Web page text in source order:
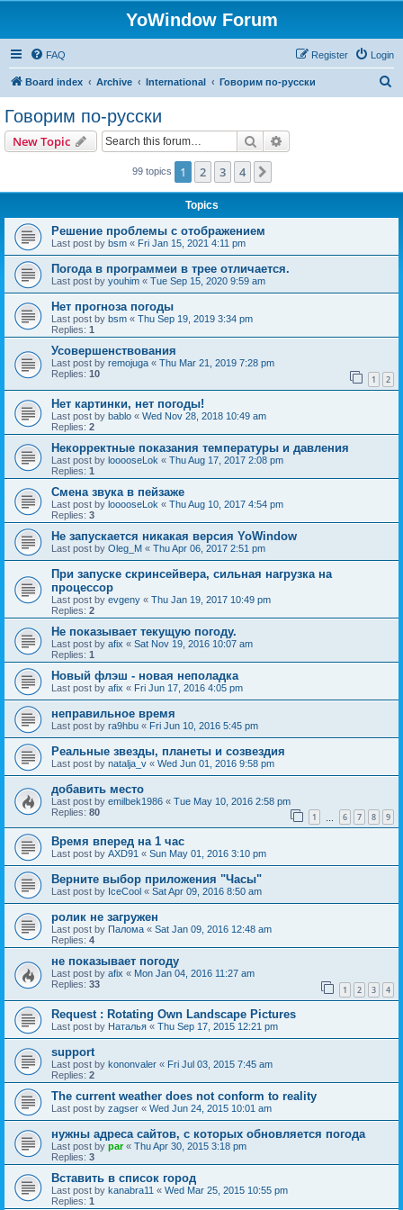
YoWindow Forum
FAQ Login
Register
Board index Archive International Говорим по-русски
Говорим по-русски
New Topic Search
99 topics 1 2 3 4
Topics
Решение проблемы с отображением
Last post by bsm « Fri Jan 15, 2021 4:11 pm
Погода в программеи в трее отличается.
Last post by youhim « Tue Sep 15, 2020 9:59 am
Нет прогноза погоды
Last post by bsm « Thu Sep 19, 2019 3:34 pm
Replies: 1
Усовершенствования
Last post by remojuga « Thu Mar 21, 2019 7:28 pm
Replies: 10 1 2
Нет картинки, нет погоды!
Last post by bablo « Wed Nov 28, 2018 10:49 am
Replies: 2
Некорректные показания температуры и давления
Last post by looooseLok « Thu Aug 17, 2017 2:08 pm
Replies: 1
Смена звука в пейзаже
Last post by looooseLok « Thu Aug 10, 2017 4:54 pm
Replies: 3
Не запускается никакая версия YoWindow
Last post by Oleg_M « Thu Apr 06, 2017 2:51 pm
При запуске скринсейвера, сильная нагрузка на
процессор
Last post by evgeny « Thu Jan 19, 2017 10:49 pm
Replies: 2
Не показывает текущую погоду.
Last post by afix « Sat Nov 19, 2016 10:07 am
Replies: 1
Новый флэш - новая неполадка
Last post by afix « Fri Jun 17, 2016 4:05 pm
неправильное время
Last post by ra9hbu « Fri Jun 10, 2016 5:45 pm
Реальные звезды, планеты и созвездия
Last post by natalja_v « Wed Jun 01, 2016 9:58 pm
добавить место
Last post by emilbek1986 « Tue May 10, 2016 2:58 pm
Replies: 80 1 6 7 8 9
Время вперед на 1 час
Last post by AXD91 « Sun May 01, 2016 3:10 pm
Верните выбор приложения "Часы"
Last post by IceCool « Sat Apr 09, 2016 8:50 am
ролик не загружен
Last post by Палома « Sat Jan 09, 2016 12:48 am
Replies: 4
не показывает погоду
Last post by afix « Mon Jan 04, 2016 11:27 am
Replies: 33 1 2 3 4
Request : Rotating Own Landscape Pictures
Last post by Наталья « Thu Sep 17, 2015 12:21 pm
support
Last post by kononvaler « Fri Jul 03, 2015 7:45 am
Replies: 2
The current weather does not conform to reality
Last post by zagser « Wed Jun 24, 2015 10:01 am
нужны адреса сайтов, с которых обновляется погода
Last post by par« Thu Apr 30, 2015 3:18 pm
Replies: 3
Вставить в список город
Last post by kanabra11 « Wed Mar 25, 2015 10:55 pm
Replies: 1